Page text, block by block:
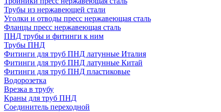
Трубы из нержавеющей стали
Уголки и отводы пресс нержавеющая сталь
Фланцы пресс нержавеющая сталь
ПНД трубы и фитинги к ним
Трубы ПНД
Фитинги для труб ПНД латунные Италия
Фитинги для труб ПНД латунные Китай
Фитинги для труб ПНД пластиковые
Водорозетка
Врезка в трубу
Краны для труб ПНД
Соединитель переходной